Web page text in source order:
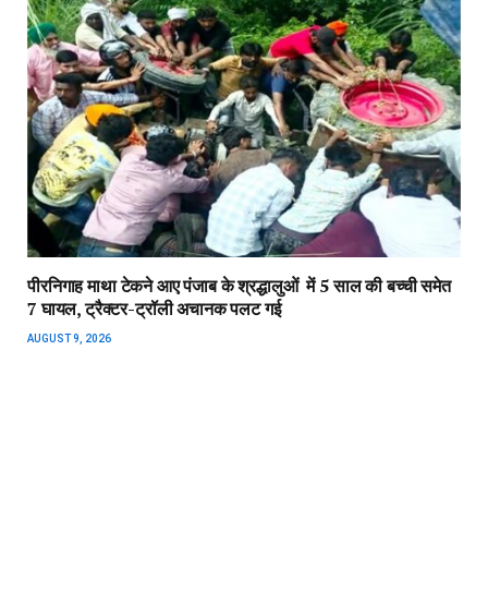
पीरनिगाह माथा टेकने आए पंजाब के श्रद्धालुओं में 5 साल की बच्ची समेत
7 घायल, ट्रैक्टर-ट्रॉली अचानक पलट गई
AUGUST 9, 2026